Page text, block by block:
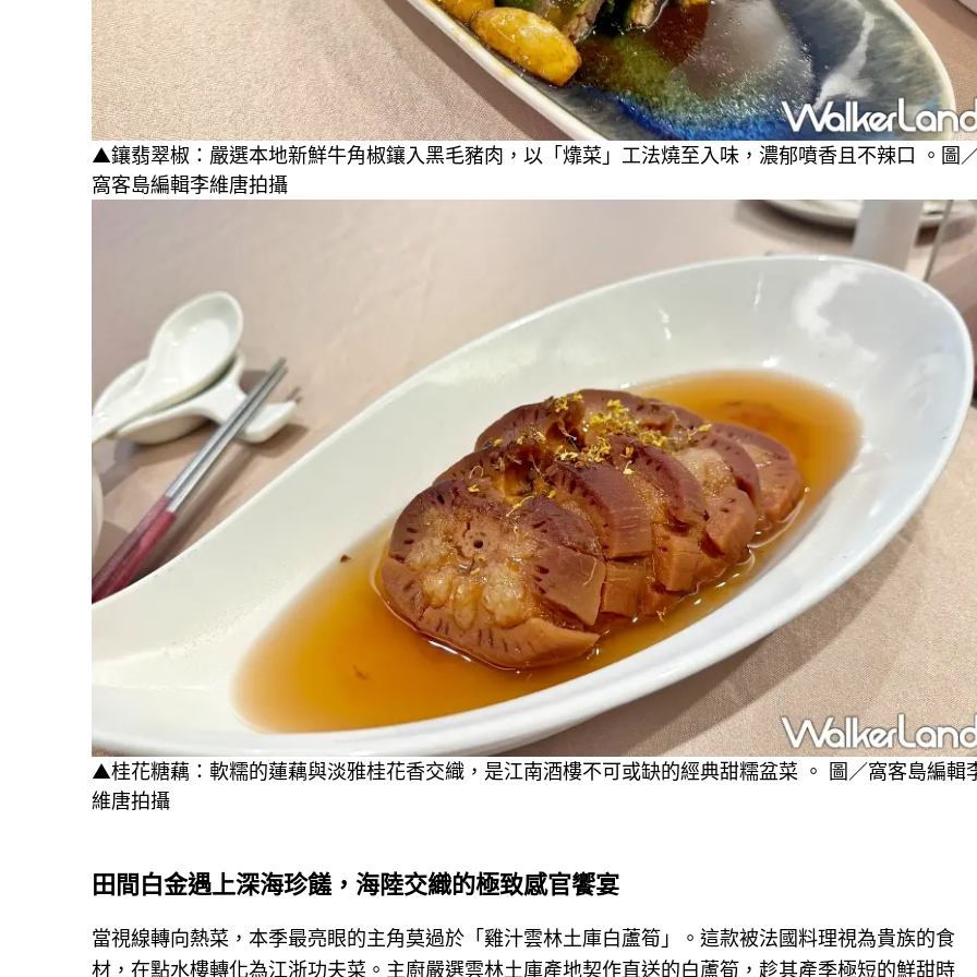
▲鑲翡翠椒：嚴選本地新鮮牛角椒鑲入黑毛豬肉，以「㸆菜」工法燒至入味，濃郁噴香且不辣口 。圖
窩客島編輯李維唐拍攝
▲桂花糖藕：軟糯的蓮藕與淡雅桂花香交織，是江南酒樓不可或缺的經典甜糯盆菜 。 圖／窩客島編輯
維唐拍攝
田間白金遇上深海珍饈，海陸交織的極致感官饗宴
當視線轉向熱菜，本季最亮眼的主角莫過於「雞汁雲林土庫白蘆筍」。這款被法國料理視為貴族的食
材，在點水樓轉化為江浙功夫菜。主廚嚴選雲林土庫產地契作直送的白蘆筍，趁其產季極短的鮮甜時